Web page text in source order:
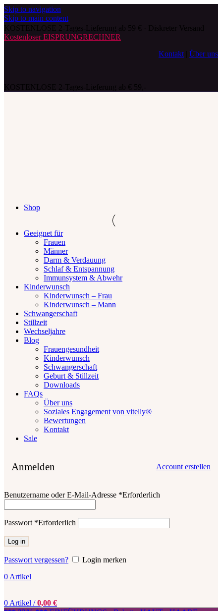
Skip to navigation
Skip to main content
Kostenloser EISPRUNGRECHNER
Kontakt
Über uns
Shop
Geeignet für
Frauen
Männer
Darm & Verdauung
Schlaf & Entspannung
Immunsystem & Abwehr
Kinderwunsch
Kinderwunsch – Frau
Kinderwunsch – Mann
Schwangerschaft
Stillzeit
Wechseljahre
Blog
Frauengesundheit
Kinderwunsch
Schwangerschaft
Geburt & Stillzeit
Downloads
FAQs
Über uns
Soziales Engagement von vitelly®
Bewertungen
Kontakt
Sale
Anmelden Account erstellen
Benutzername oder E-Mail-Adresse *Erforderlich
Passwort *Erforderlich
Log in
Passwort vergessen?
Login merken
0 Artikel
0 Artikel / 0,00 €